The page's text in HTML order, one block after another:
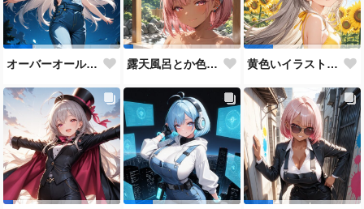
オーバーオールと満月まとめ♡ 露天風呂とか色々♡ 黄色いイラストたち♡